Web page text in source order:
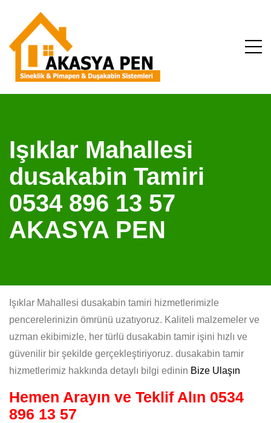
Işıklar Mahallesi
dusakabin Tamiri
0534 896 13 57
AKASYA PEN
Işıklar Mahallesi dusakabin tamiri hizmetlerimizle
pencerelerinizin ömrünü uzatıyoruz. Kaliteli malzemeler ve
uzman ekibimizle, her türlü dusakabin tamir işini hızlı ve
güvenilir bir şekilde gerçekleştiriyoruz. dusakabin tamir
hizmetlerimiz hakkında detaylı bilgi edinin Bize Ulaşın
Hemen Arayın ve Teklif Alın 0534
896 13 57